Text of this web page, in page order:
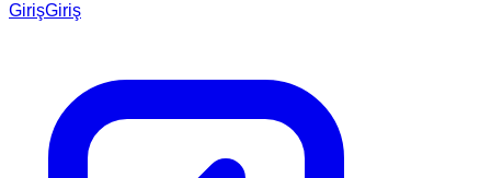
GirişGiriş